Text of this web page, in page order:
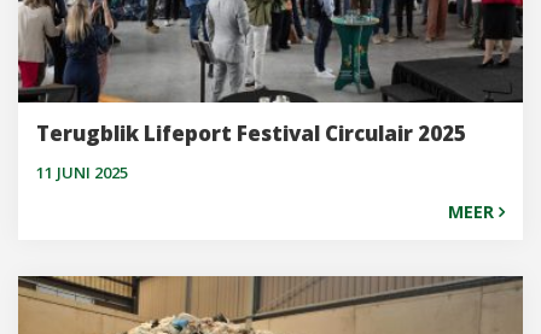
Terugblik Lifeport Festival Circulair 2025
11 JUNI 2025
MEER